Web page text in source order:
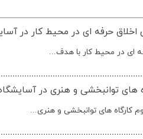
اخلاق حرفه ای در محیط کار در
ای در محیط کار با هدف...
های توانبخشی و هنری در
کارگاه های توانبخشی و هنری...